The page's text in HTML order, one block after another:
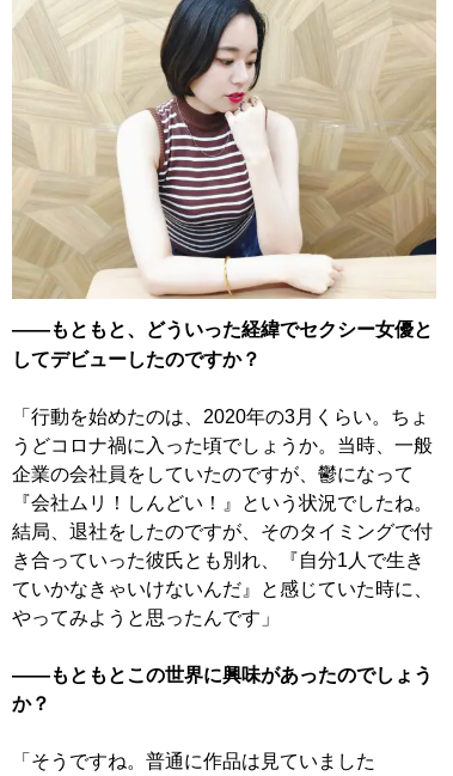
――もともと、どういった経緯でセクシー女優と
してデビューしたのですか？
「行動を始めたのは、2020年の3月くらい。ちょ
うどコロナ禍に入った頃でしょうか。当時、一般
企業の会社員をしていたのですが、鬱になって
『会社ムリ！しんどい！』という状況でしたね。
結局、退社をしたのですが、そのタイミングで付
き合っていった彼氏とも別れ、『自分1人で生き
ていかなきゃいけないんだ』と感じていた時に、
やってみようと思ったんです」
――もともとこの世界に興味があったのでしょう
か？
「そうですね。普通に作品は見ていました